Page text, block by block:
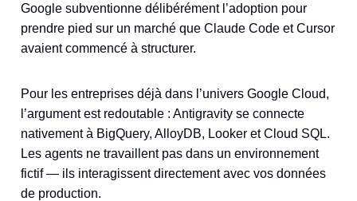
Google subventionne délibérément l’adoption pour
prendre pied sur un marché que Claude Code et Cursor
avaient commencé à structurer.
Pour les entreprises déjà dans l’univers Google Cloud,
l’argument est redoutable : Antigravity se connecte
nativement à BigQuery, AlloyDB, Looker et Cloud SQL.
Les agents ne travaillent pas dans un environnement
fictif — ils interagissent directement avec vos données
de production.